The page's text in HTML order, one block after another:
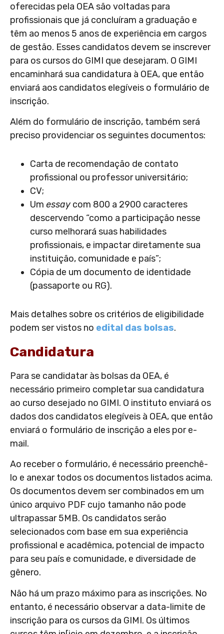
oferecidas pela OEA são voltadas para
profissionais que já concluíram a graduação e
têm ao menos 5 anos de experiência em cargos
de gestão. Esses candidatos devem se inscrever
para os cursos do GIMI que desejaram. O GIMI
encaminhará sua candidatura à OEA, que então
enviará aos candidatos elegíveis o formulário de
inscrição.
Além do formulário de inscrição, também será
preciso providenciar os seguintes documentos:
Carta de recomendação de contato
profissional ou professor universitário;
CV;
Um essaycom 800 a 2900 caracteres
descervendo “como a participação nesse
curso melhorará suas habilidades
profissionais, e impactar diretamente sua
instituição, comunidade e país”;
Cópia de um documento de identidade
(passaporte ou RG).
Mais detalhes sobre os critérios de eligibilidade
podem ser vistos no edital das bolsas.
Candidatura
Para se candidatar às bolsas da OEA, é
necessário primeiro completar sua candidatura
ao curso desejado no GIMI. O instituto enviará os
dados dos candidatos elegíveis à OEA, que então
enviará o formulário de inscrição a eles por e-
mail.
Ao receber o formulário, é necessário preenchê-
lo e anexar todos os documentos listados acima.
Os documentos devem ser combinados em um
único arquivo PDF cujo tamanho não pode
ultrapassar 5MB. Os candidatos serão
selecionados com base em sua experiência
profissional e acadêmica, potencial de impacto
para seu país e comunidade, e diversidade de
gênero.
Não há um prazo máximo para as inscrições. No
entanto, é necessário observar a data-limite de
inscrição para os cursos da GIMI. Os últimos